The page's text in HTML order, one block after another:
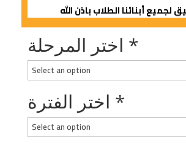
لجميع أبنائنا الطلاب باذن الله
اختر المرحلة *
اختر الفترة *